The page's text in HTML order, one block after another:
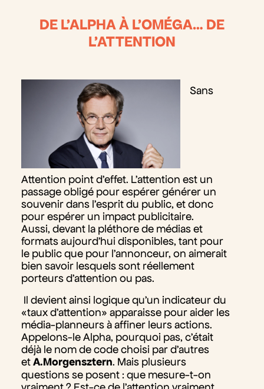
DE L’ALPHA À L’OMÉGA… DE
L’ATTENTION
Sans
Attention point d’effet. L’attention est un
passage obligé pour espérer générer un
souvenir dans l’esprit du public, et donc
pour espérer un impact publicitaire.
Aussi, devant la pléthore de médias et
formats aujourd’hui disponibles, tant pour
le public que pour l’annonceur, on aimerait
bien savoir lesquels sont réellement
porteurs d’attention ou pas.
Il devient ainsi logique qu’un indicateur du
«taux d’attention» apparaisse pour aider les
média-planneurs à affiner leurs actions.
Appelons-le Alpha, pourquoi pas, c’était
déjà le nom de code choisi par d’autres
etA.Morgensztern. Mais plusieurs
questions se posent : que mesure-t-on